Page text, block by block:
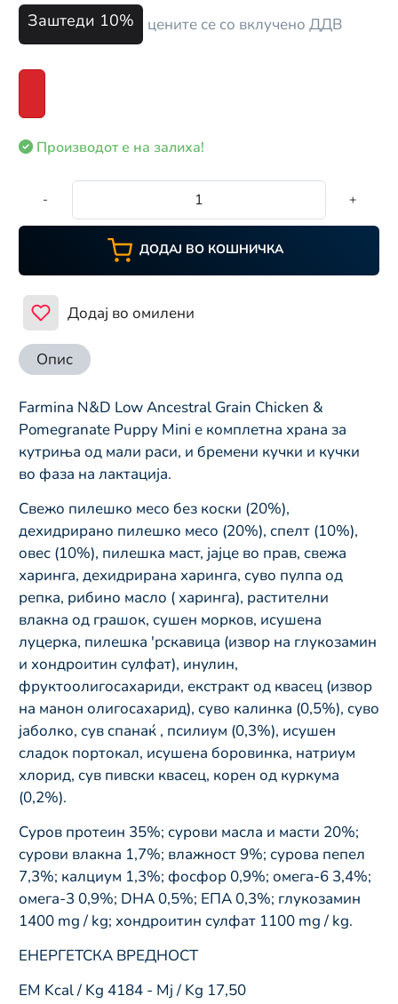
Заштеди 10%
цените се со вклучено ДДВ
Производот е на залиха!
- +
ДОДАЈ ВО КОШНИЧКА
Додај во омилени
Опис
Farmina N&D Low Ancestral Grain Chickеn &
Pomegranate Puppy Mini е комплетна храна за
кутриња од мали раси, и бремени кучки и кучки
во фаза на лактација.
Свежо пилешко месо без коски (20%),
дехидрирано пилешко месо (20%), спелт (10%),
овес (10%), пилешка маст, јајце во прав, свежа
харинга, дехидрирана харинга, суво пулпа од
репка, рибино масло ( харинга), растителни
влакна од грашок, сушен морков, исушена
луцерка, пилешка 'рскавица (извор на глукозамин
и хондроитин сулфат), инулин,
фруктоолигосахариди, екстракт од квасец (извор
на манон олигосахарид), суво калинка (0,5%), суво
јаболко, сув спанаќ , псилиум (0,3%), исушен
сладок портокал, исушена боровинка, натриум
хлорид, сув пивски квасец, корен од куркума
(0,2%).
Суров протеин 35%; сурови масла и масти 20%;
сурови влакна 1,7%; влажност 9%; сурова пепел
7,3%; калциум 1,3%; фосфор 0,9%; омега-6 3,4%;
омега-3 0,9%; DHA 0,5%; ЕПА 0,3%; глукозамин
1400 mg / kg; хондроитин сулфат 1100 mg / kg.
ЕНЕРГЕТСКА ВРЕДНОСТ
ЕМ Kcal / Kg 4184 - Mj / Kg 17,50